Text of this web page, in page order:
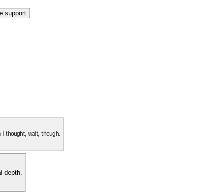
support
thought, wait, though.
depth.